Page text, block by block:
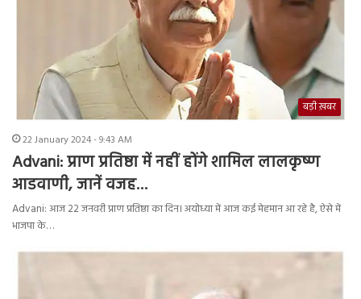
बड़ी ख़बर
22 January 2024 - 9:43 AM
Advani: प्राण प्रतिष्ठा में नहीं होंगे शामिल लालकृष्ण
आडवाणी, जानें वजह…
Advani: आज 22 जनवरी प्राण प्रतिष्ठा का दिन। अयोध्या में आज कई मेहमान आ रहे है, ऐसे में
भाजपा के…